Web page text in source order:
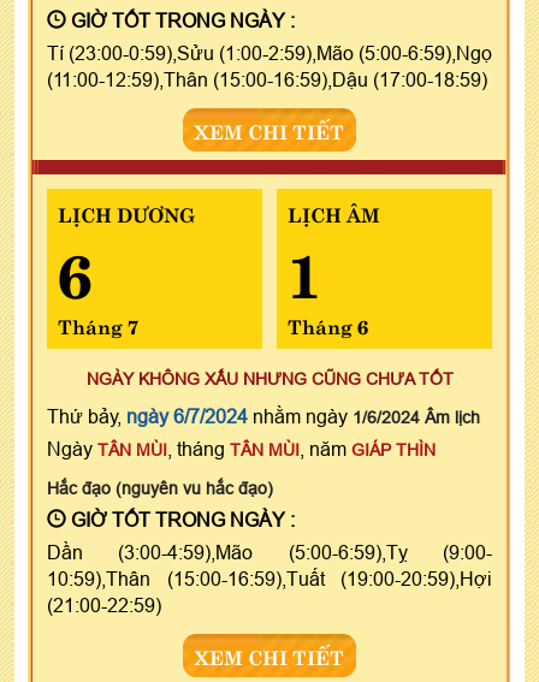
GIỜ TỐT TRONG NGÀY :
Tí (23:00-0:59),Sửu (1:00-2:59),Mão (5:00-6:59),Ngọ
(11:00-12:59),Thân (15:00-16:59),Dậu (17:00-18:59)
XEM CHI TIẾT
LỊCH DƯƠNG
6
Tháng 7
LỊCH ÂM
1
Tháng 6
NGÀY KHÔNG XẤU NHƯNG CŨNG CHƯA TỐT
Thứ bảy, ngày 6/7/2024 nhằm ngày 1/6/2024 Âm lịch
Ngày TÂN MÙI , tháng TÂN MÙI , năm GIÁP THÌN
Hắc đạo (nguyên vu hắc đạo)
GIỜ TỐT TRONG NGÀY :
Dần (3:00-4:59),Mão (5:00-6:59),Tỵ (9:00-
10:59),Thân (15:00-16:59),Tuất (19:00-20:59),Hợi
(21:00-22:59)
XEM CHI TIẾT